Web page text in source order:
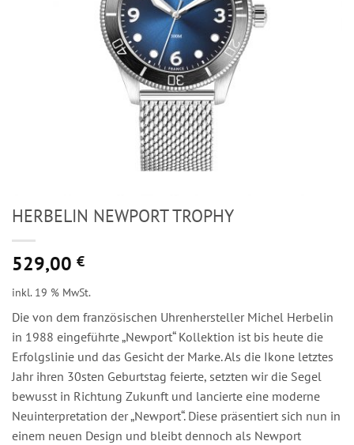
HERBELIN NEWPORT TROPHY
529,00 €
inkl. 19 % MwSt.
Die von dem französischen Uhrenhersteller Michel Herbelin
in 1988 eingeführte „Newport“ Kollektion ist bis heute die
Erfolgslinie und das Gesicht der Marke. Als die Ikone letztes
Jahr ihren 30sten Geburtstag feierte, setzten wir die Segel
bewusst in Richtung Zukunft und lancierte eine moderne
Neuinterpretation der „Newport“. Diese präsentiert sich nun in
einem neuen Design und bleibt dennoch als Newport